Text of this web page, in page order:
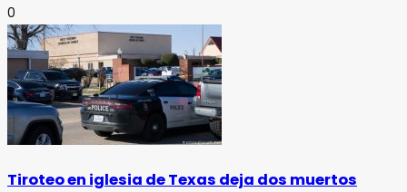
0
Tiroteo en iglesia de Texas deja dos muertos